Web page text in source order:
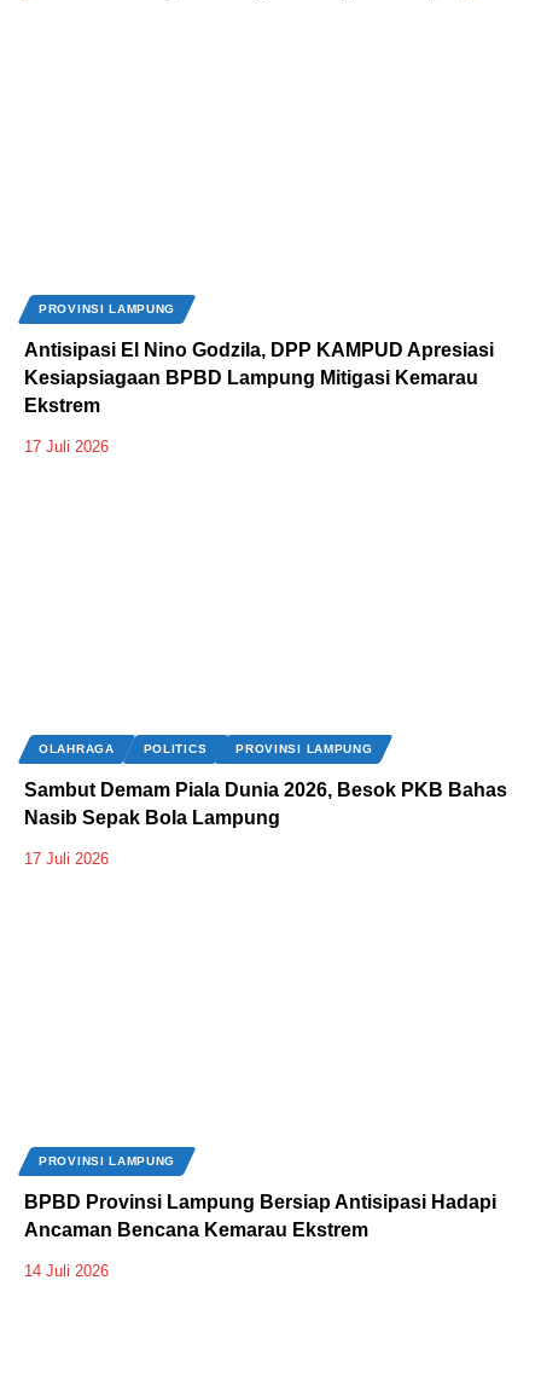
PROVINSI LAMPUNG
Antisipasi El Nino Godzila, DPP KAMPUD Apresiasi
Kesiapsiagaan BPBD Lampung Mitigasi Kemarau
Ekstrem
17 Juli 2026
OLAHRAGA POLITICS PROVINSI LAMPUNG
Sambut Demam Piala Dunia 2026, Besok PKB Bahas
Nasib Sepak Bola Lampung
17 Juli 2026
PROVINSI LAMPUNG
BPBD Provinsi Lampung Bersiap Antisipasi Hadapi
Ancaman Bencana Kemarau Ekstrem
14 Juli 2026